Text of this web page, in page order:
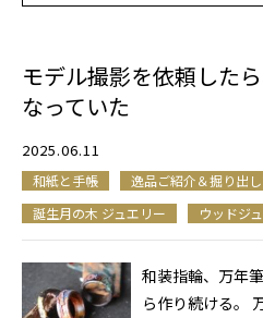
モデル撮影を依頼した
なっていた
2025.06.11
和紙と手帳 逸品ご紹介＆掘り出
誕生月の木 ジュエリー
ウッドジ
和装指輪、万年
ら作り続ける。